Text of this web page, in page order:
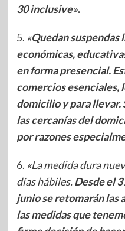
30 inclusive».
5. «Quedan suspendas
económicas,
en forma presencial.
comercios esenciales,
domicilio y para llevar.
las cercanías del
por razones
6. «La medida dura
días hábiles.Desde el
junio se retomarán las
las medidas que